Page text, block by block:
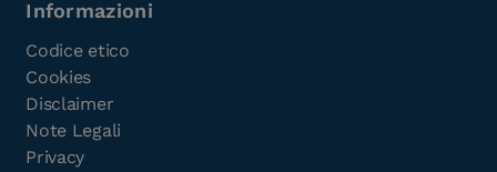
Informazioni
Codice etico
Cookies
Disclaimer
Note Legali
Privacy